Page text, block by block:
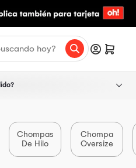
Chompas
De Hilo
Chompa
Oversize